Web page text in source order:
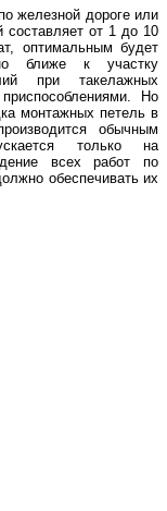
железной дороге или
составляет от 1 до 10
оптимальным будет
ближе к участку
при такелажных
Но
монтажных петель в
обычным
только на
всех работ по
обеспечивать их